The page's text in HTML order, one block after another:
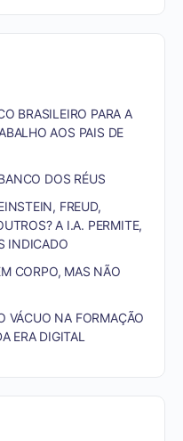
BRASILEIRO PARA A
AOS PAIS DE
DOS RÉUS
FREUD,
A I.A. PERMITE,
INDICADO
CORPO, MAS NÃO
VÁCUO NA FORMAÇÃO
ERA DIGITAL